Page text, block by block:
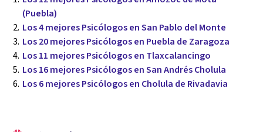
(Puebla)
Los 4 mejores Psicólogos en San Pablo del Monte
Los 20 mejores Psicólogos en Puebla de Zaragoza
Los 11 mejores Psicólogos en Tlaxcalancingo
Los 16 mejores Psicólogos en San Andrés Cholula
Los 6 mejores Psicólogos en Cholula de Rivadavia